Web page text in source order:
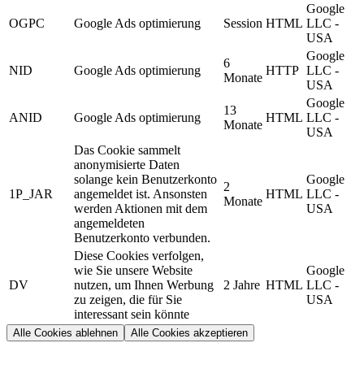
OGPC Google Ads optimierung Session HTML
Google
LLC -
USA
NID Google Ads optimierung
6
Monate
HTTP
Google
LLC -
USA
ANID Google Ads optimierung
13
Monate
HTML
Google
LLC -
USA
1P_JAR
Das Cookie sammelt
anonymisierte Daten
solange kein Benutzerkonto
angemeldet ist. Ansonsten
werden Aktionen mit dem
angemeldeten
Benutzerkonto verbunden.
2
Monate
HTML
Google
LLC -
USA
DV
Diese Cookies verfolgen,
wie Sie unsere Website
nutzen, um Ihnen Werbung
zu zeigen, die für Sie
interessant sein könnte
2 Jahre HTML
Google
LLC -
USA
Alle Cookies ablehnen Alle Cookies akzeptieren